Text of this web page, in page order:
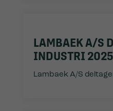
LAMBAEK A/S
INDUSTRI 2025
Lambaek A/S